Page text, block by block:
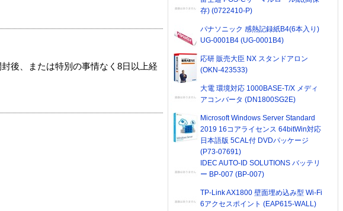
後、または特別の事情なく8日以上経
存) (0722410-P)
パナソニック 感熱記録紙B4(6本入り)
UG-0001B4 (UG-0001B4)
応研 販売大臣 NX スタンドアロン
(OKN-423533)
大電 環境対応 1000BASE-T/X メディ
アコンバータ (DN1800SG2E)
Microsoft Windows Server Standard
2019 16コアライセンス 64bitWin対応
日本語版 5CAL付 DVDパッケージ
(P73-07691)
IDEC AUTO-ID SOLUTIONS バッテリ
ー BP-007 (BP-007)
TP-Link AX1800 壁面埋め込み型 Wi-Fi
6アクセスポイント (EAP615-WALL)